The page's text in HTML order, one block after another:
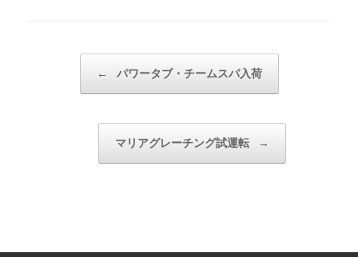
投稿ナビゲーション
← パワータブ・チームスパ入荷
マリアグレーチング試運転 →